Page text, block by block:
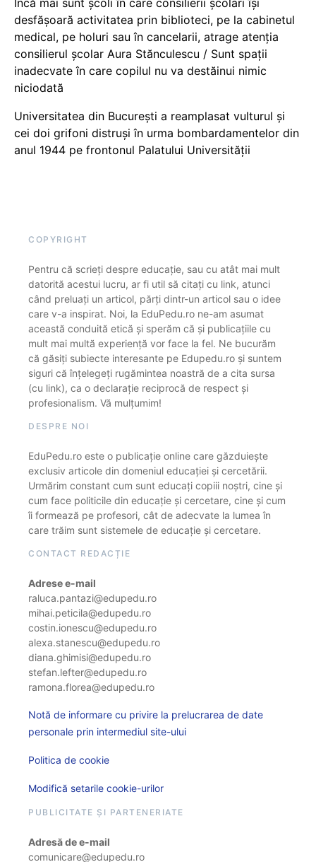
Încă mai sunt școli în care consilierii școlari își
desfășoară activitatea prin biblioteci, pe la cabinetul
medical, pe holuri sau în cancelarii, atrage atenția
consilierul școlar Aura Stănculescu / Sunt spații
inadecvate în care copilul nu va destăinui nimic
niciodată
Universitatea din București a reamplasat vulturul și
cei doi grifoni distruși în urma bombardamentelor din
anul 1944 pe frontonul Palatului Universității
COPYRIGHT
Pentru că scrieți despre educație, sau cu atât mai mult
datorită acestui lucru, ar fi util să citați cu link, atunci
când preluați un articol, părți dintr-un articol sau o idee
care v-a inspirat. Noi, la EduPedu.ro ne-am asumat
această conduită etică și sperăm că și publicațiile cu
mult mai multă experiență vor face la fel. Ne bucurăm
că găsiți subiecte interesante pe Edupedu.ro și suntem
siguri că înțelegeți rugămintea noastră de a cita sursa
(cu link), ca o declarație reciprocă de respect și
profesionalism. Vă mulțumim!
DESPRE NOI
EduPedu.ro este o publicație online care găzduiește
exclusiv articole din domeniul educației și cercetării.
Urmărim constant cum sunt educați copiii noștri, cine și
cum face politicile din educație și cercetare, cine și cum
îi formează pe profesori, cât de adecvate la lumea în
care trăim sunt sistemele de educație și cercetare.
CONTACT REDACȚIE
Adrese e-mail
raluca.pantazi@edupedu.ro
mihai.peticila@edupedu.ro
costin.ionescu@edupedu.ro
alexa.stanescu@edupedu.ro
diana.ghimisi@edupedu.ro
stefan.lefter@edupedu.ro
ramona.florea@edupedu.ro
Notă de informare cu privire la prelucrarea de date
personale prin intermediul site-ului
Politica de cookie
Modifică setarile cookie-urilor
PUBLICITATE ȘI PARTENERIATE
Adresă de e-mail
comunicare@edupedu.ro